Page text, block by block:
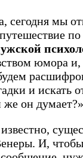
сегодня мы
юмора
и искать
он думает?»
И, чтобы